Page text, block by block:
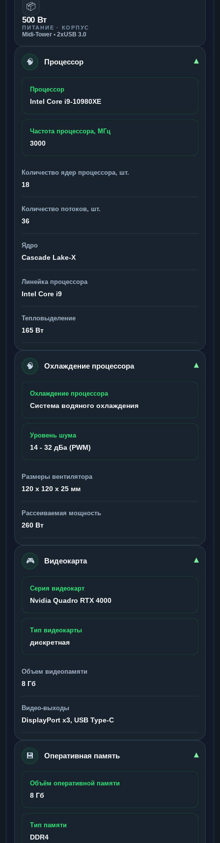
📦
500 Вт
ПИТАНИЕ · КОРПУС
Midi-Tower • 2xUSB 3.0
🧠 Процессор ▾
Процессор
Intel Core i9-10980XE
Частота процессора, МГц
3000
Количество ядер процессора, шт.
18
Количество потоков, шт.
36
Ядро
Cascade Lake-X
Линейка процессора
Intel Core i9
Тепловыделение
165 Вт
🧠 Охлаждение процессора ▾
Охлаждение процессора
Система водяного охлаждения
Уровень шума
14 - 32 дБа (PWM)
Размеры вентилятора
120 x 120 x 25 мм
Рассеиваемая мощность
260 Вт
🎮 Видеокарта ▾
Серия видеокарт
Nvidia Quadro RTX 4000
Тип видеокарты
дискретная
Объем видеопамяти
8 Гб
Видео-выходы
DisplayPort x3, USB Type-C
💾 Оперативная память ▾
Объём оперативной памяти
8 Гб
Тип памяти
DDR4